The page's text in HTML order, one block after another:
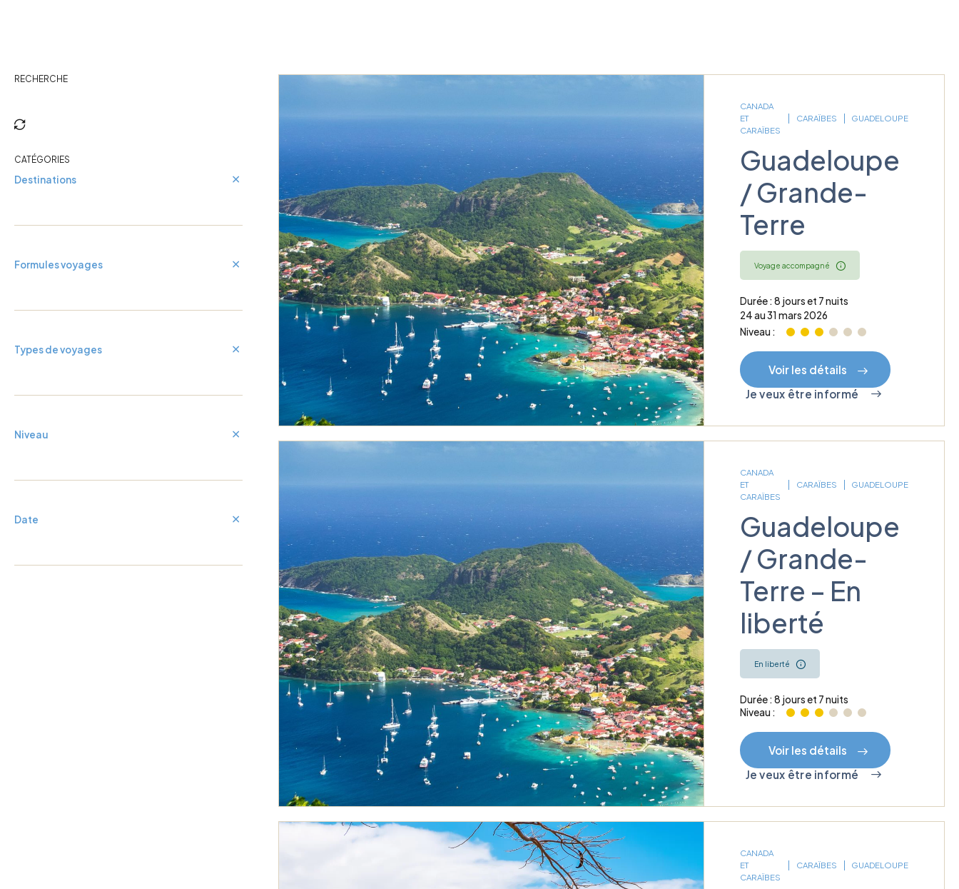
RECHERCHE
CATÉGORIES
Destinations
Formules voyages
Types de voyages
Niveau
Date
CANADA
ET
CARAÏBES
CARAÏBES GUADELOUPE
Guadeloupe
/ Grande-
Terre
Voyage accompagné
Durée : 8 jours et 7 nuits
24 au 31 mars 2026
Niveau :
Voir les détails
Je veux être informé
CANADA
ET
CARAÏBES
CARAÏBES GUADELOUPE
Guadeloupe
/ Grande-
Terre – En
liberté
En liberté
Durée : 8 jours et 7 nuits
Niveau :
Voir les détails
Je veux être informé
CANADA
ET
CARAÏBES
CARAÏBES GUADELOUPE